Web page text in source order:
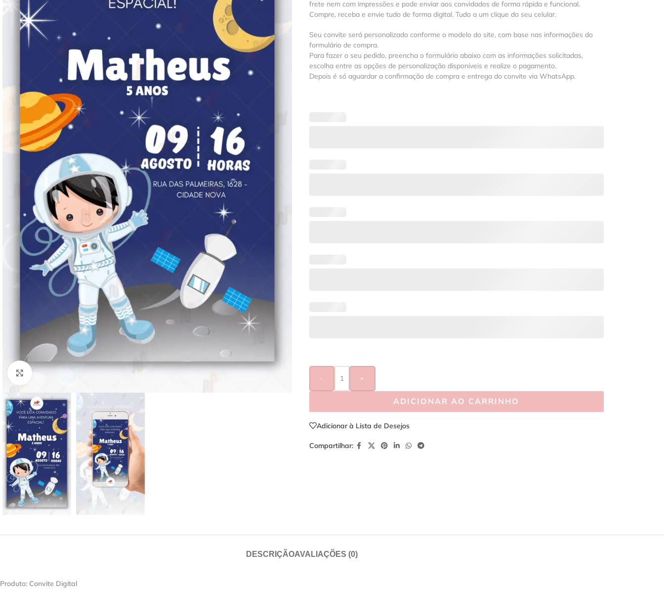
Clique para ampliar
frete nem com impressões e pode enviar aos convidados de forma rápida e funcional.
Compre, receba e envie tudo de forma digital. Tudo a um clique do seu celular.
Seu convite será personalizado conforme o modelo do site, com base nas informações do
formulário de compra.
Para fazer o seu pedido, preencha o formulário abaixo com as informações solicitadas,
escolha entre as opções de personalização disponíveis e realize o pagamento.
Depois é só aguardar a confirmação de compra e entrega do convite via WhatsApp.
- +
ADICIONAR AO CARRINHO
Adicionar à Lista de Desejos
Compartilhar:
DESCRIÇÃOAVALIAÇÕES (0)
Produto: Convite Digital